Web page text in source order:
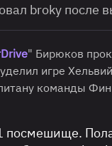
broky после
" Бирюков
игре
команды
посмешище.